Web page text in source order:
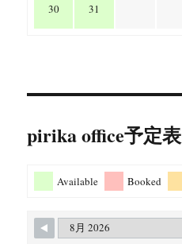
30 31
pirika office予定表
Available Booked